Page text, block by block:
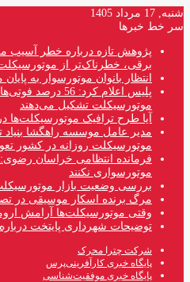
شنبه, 17 مرداد 1405
سر خط خبرها
پژوهش تازه درباره خطر آسیب
برقی، خطرناک‌تر از
انتظار بانوان موتورسوار به
پلیس اعلام کرد:
موتورسیکلت تشکیل می‌دهند
آیا طرح ترافیک موتورسیکلت‌ها
مدیر عامل موسسه راهگشا بنیاد
موتورسیکلت روزانه در کشور
فرمانده انتظامی خراسان رضوی:
موتورسواری نکنند
بررسی وضعیت بازار
مرگ برنده اسکار موسیقی در
وقتی موتورسیکلت‌ها آرامش
توضیحات شهرداری پایتخت
شرکت چترا محرک
پایگاه خبری کارآفرینی‌پرس
پایگاه خبری موفقیت‌شناسی